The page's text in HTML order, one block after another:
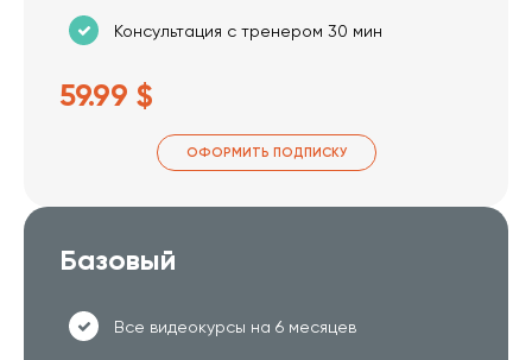
Консультация с тренером 30 мин
59.99 $
ОФОРМИТЬ ПОДПИСКУ
Базовый
Все видеокурсы на 6 месяцев